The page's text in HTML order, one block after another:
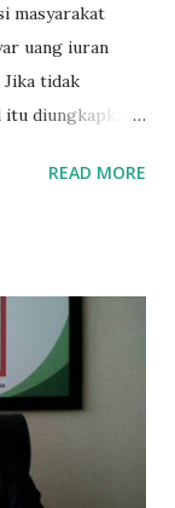
masyarakat
uang iuran
Jika tidak
itu diungkapkan
ada
nya pinjam
ujian.
saya,
dibantu mas,
sekolah,
READ MORE